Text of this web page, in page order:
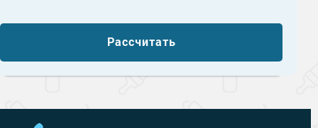
Рассчитать